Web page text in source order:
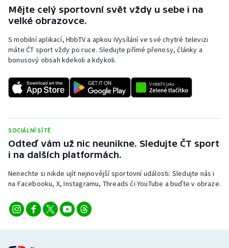
Rychlobruslení
Short track
Sportovní střelba
Triatlon
Veslování
Vodní slalom
Volejbal
Ostatní
Mějte celý sportovní svět vždy u sebe i na
velké obrazovce.
S mobilní aplikací, HbbTV a apkou iVysílání ve své chytré televizi
máte ČT sport vždy po ruce. Sledujte přímé přenosy, články a
bonusový obsah kdekoli a kdykoli.
SOCIÁLNÍ SÍTĚ
Odteď vám už nic neunikne. Sledujte ČT sport
i na dalších platformách.
Nenechte si nikde ujít nejnovější sportovní události. Sledujte nás i
na Facebooku, X, Instagramu, Threads či YouTube a buďte v obraze.